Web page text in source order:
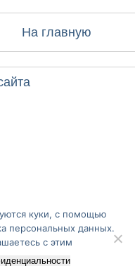
На главную
куки, с помощью
персональных данных.
с этим